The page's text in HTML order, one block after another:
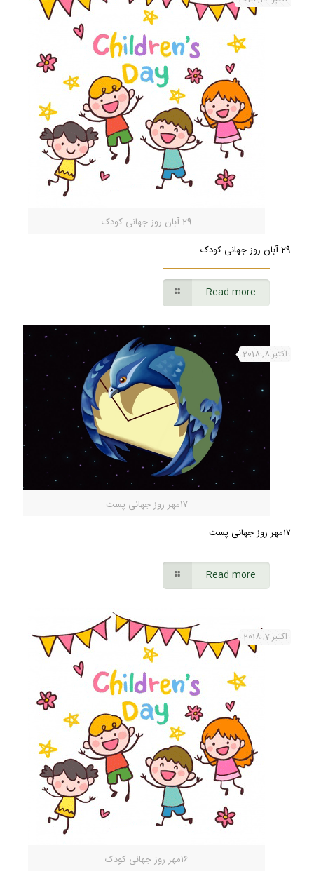
29 آبان روز جهانی کودک
29 آبان روز جهانی کودک
Read more
۱۷مهر روز جهانی پست
اکتبر 8, 2018
۱۷مهر روز جهانی پست
Read more
۱۶مهر روز جهانی کودک
اکتبر 7, 2018